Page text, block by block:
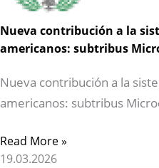
Nueva contribución a la
americanos: subtribus
Nueva contribución a la
americanos: subtribus
Read More »
19.03.2026